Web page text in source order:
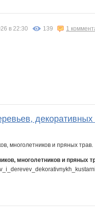
в 22:30 139 1
декоративных
многолетников и пряных